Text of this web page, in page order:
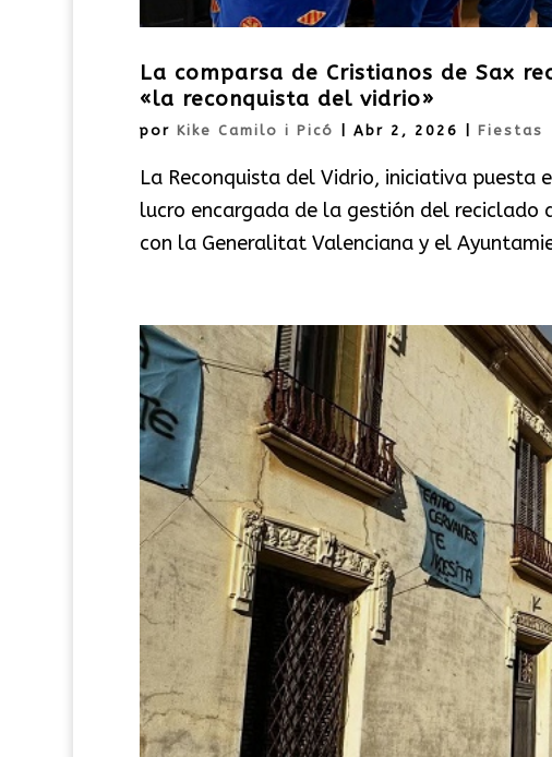
La comparsa de Cristianos de Sax
«la reconquista del vidrio»
por Kike Camilo i Picó Abr 2, 2026 Fiestas
La Reconquista del Vidrio, iniciativa puesta
lucro encargada de la gestión del reciclado
con la Generalitat Valenciana y el